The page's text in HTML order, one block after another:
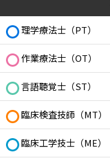
理学療法士（PT）
作業療法士（OT）
言語聴覚士（ST）
臨床検査技師（MT）
臨床工学技士（ME）